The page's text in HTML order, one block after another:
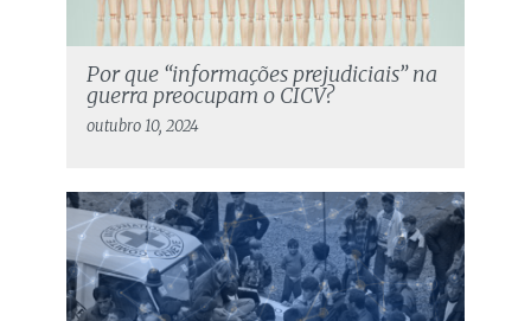
Por que “informações prejudiciais” na
guerra preocupam o CICV?
outubro 10, 2024